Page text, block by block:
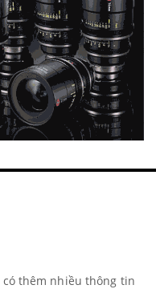
thêm nhiều thông tin